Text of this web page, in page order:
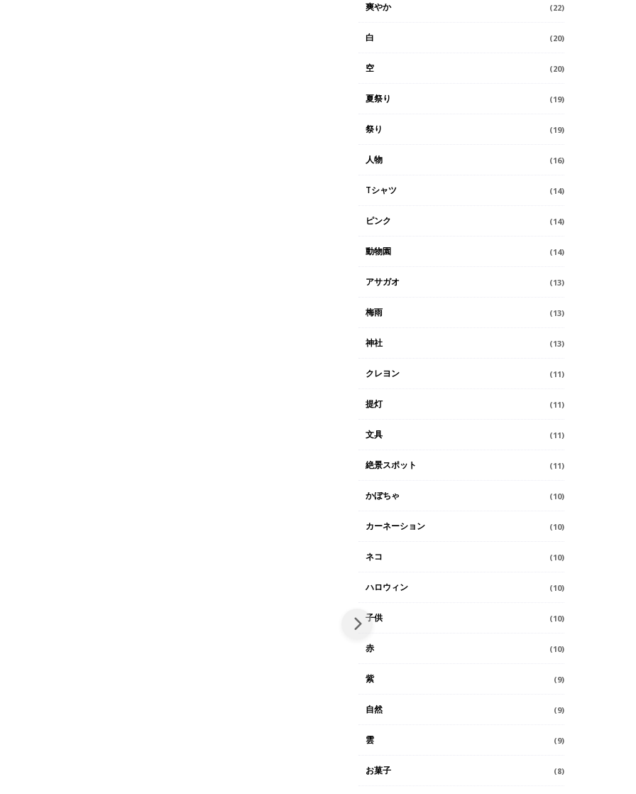
爽やか (22)
白 (20)
空 (20)
夏祭り (19)
祭り (19)
人物 (16)
Tシャツ (14)
ピンク (14)
動物園 (14)
アサガオ (13)
梅雨 (13)
神社 (13)
クレヨン (11)
提灯 (11)
文具 (11)
絶景スポット (11)
かぼちゃ (10)
カーネーション (10)
ネコ (10)
ハロウィン (10)
子供 (10)
赤 (10)
紫 (9)
自然 (9)
雲 (9)
お菓子 (8)